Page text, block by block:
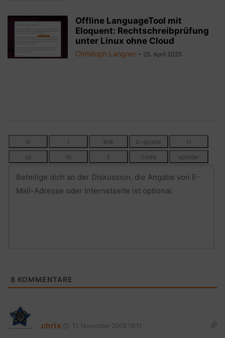
Offline LanguageTool mit
Eloquent: Rechtschreibprüfung
unter Linux ohne Cloud
Christoph Langner - 25. April 2025
8 KOMMENTARE
.chris 11. November 2008 18:11